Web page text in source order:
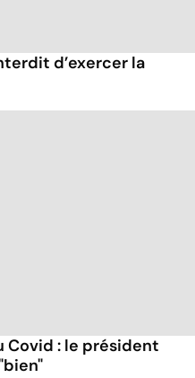
d’exercer la
Covid : le président